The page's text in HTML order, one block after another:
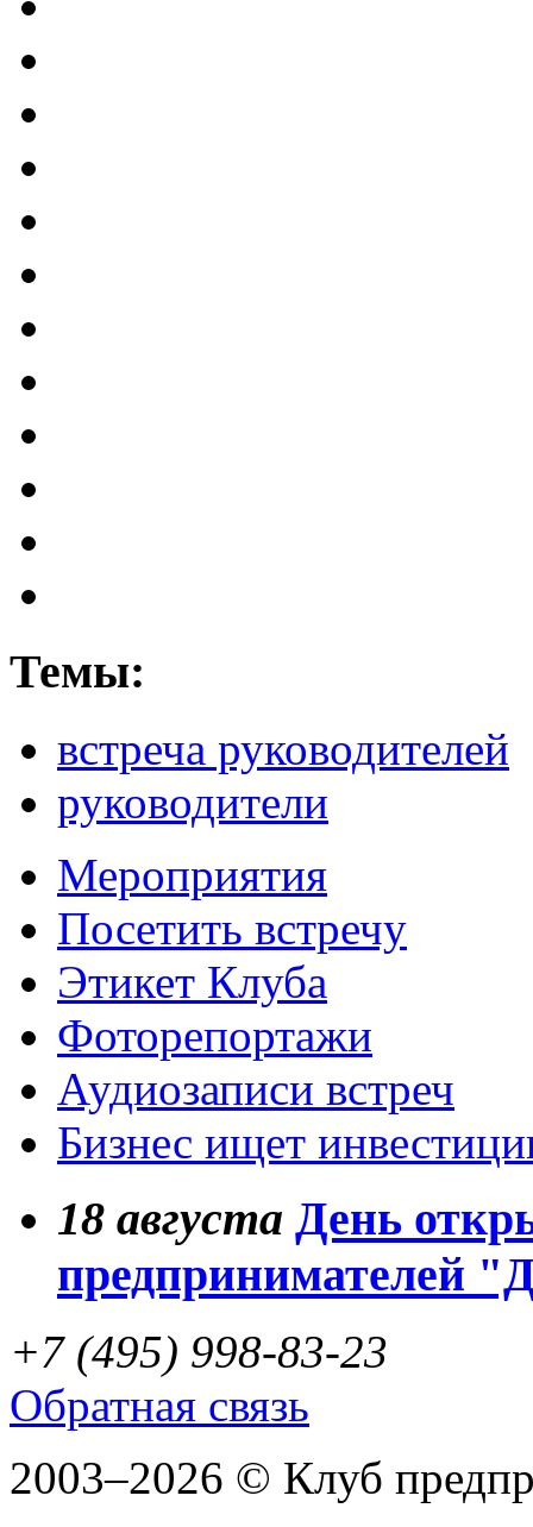
Темы:
встреча руководителей
руководители
Мероприятия
Посетить встречу
Этикет Клуба
Фоторепортажи
Аудиозаписи встреч
Бизнес ищет
18 августа День
предпринимателей
+7 (495) 998-83-23
Обратная связь
2003–2026 © Клуб